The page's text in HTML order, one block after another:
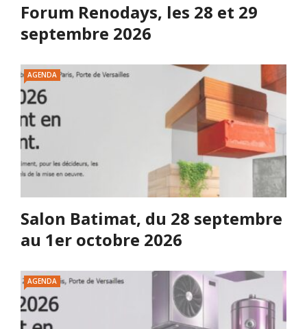
Forum Renodays, les 28 et 29
septembre 2026
AGENDA
Salon Batimat, du 28 septembre
au 1er octobre 2026
AGENDA